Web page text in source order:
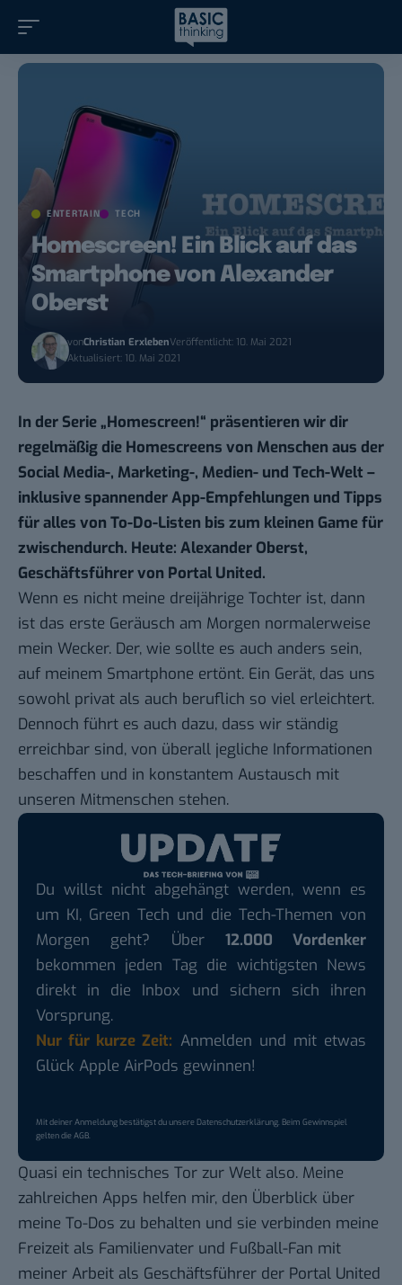
ENTERTAIN TECH
Homescreen! Ein Blick auf das
Smartphone von Alexander
Oberst
vonChristian ErxlebenVeröffentlicht: 10. Mai 2021
Aktualisiert: 10. Mai 2021
In der Serie „Homescreen!“ präsentieren wir dir
regelmäßig die Homescreens von Menschen aus der
Social Media-, Marketing-, Medien- und Tech-Welt –
inklusive spannender App-Empfehlungen und Tipps
für alles von To-Do-Listen bis zum kleinen Game für
zwischendurch. Heute: Alexander Oberst,
Geschäftsführer von Portal United.
Wenn es nicht meine dreijährige Tochter ist, dann
ist das erste Geräusch am Morgen normalerweise
mein Wecker. Der, wie sollte es auch anders sein,
auf meinem Smartphone ertönt. Ein Gerät, das uns
sowohl privat als auch beruflich so viel erleichtert.
Dennoch führt es auch dazu, dass wir ständig
erreichbar sind, von überall jegliche Informationen
beschaffen und in konstantem Austausch mit
unseren Mitmenschen stehen.
Du willst nicht abgehängt werden, wenn es
um KI, Green Tech und die Tech-Themen von
Morgen geht? Über 12.000 Vordenker
bekommen jeden Tag die wichtigsten News
direkt in die Inbox und sichern sich ihren
Vorsprung.
Nur für kurze Zeit: Anmelden und mit etwas
Glück Apple AirPods gewinnen!
Mit deiner Anmeldung bestätigst du unsereDatenschutzerklärung. Beim Gewinnspiel
gelten dieAGB.
Quasi ein technisches Tor zur Welt also. Meine
zahlreichen Apps helfen mir, den Überblick über
meine To-Dos zu behalten und sie verbinden meine
Freizeit als Familienvater und Fußball-Fan mit
meiner Arbeit als Geschäftsführer der Portal United